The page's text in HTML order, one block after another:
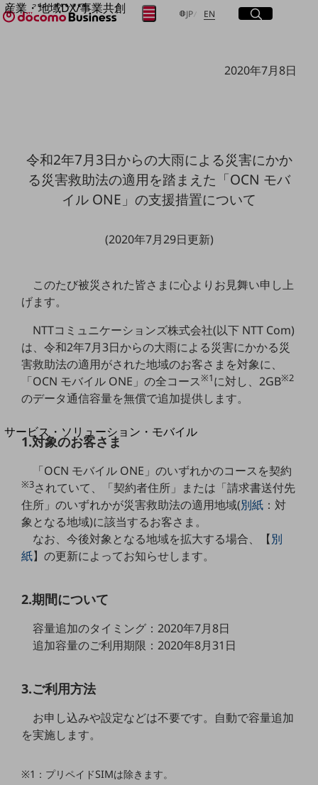
産業・地域DX/事業共創
OPEN HUB for Plural Futures
産業・地域DXプラットフォーマーとして
企業と地域が持続成長する社会を目指します
Smart Education
地域の取り組み
地域社会を支える皆さまと地域課題の解決や
地域経済のさらなる活性化に取り組みます
自治体・地域社会との共創
LGPF(Local Government Platform)
別ウィンドウで開きます
サービス・ソリューション・モバイル
サービス・ソリューションTOP
DXに関する課題を解決する
サービス・ソリューションをご紹介
カテゴリーで探す
カテゴリーで探すTOP
ネットワーク・モバイル
電話・映像コミュニケーション
セキュリティ
データ利活用
業務支援・マーケティング
JP日本語
EN Englishサイト内検索
開く
メニュー
開く
取り組みを検索
2020年7月8日
令和2年7月3日からの大雨による災害にかか
る災害救助法の適用を踏まえた「OCN モバ
イル ONE」の支援措置について
(2020年7月29日更新)
このたび被災された皆さまに心よりお見舞い申し上
げます。
NTTコミュニケーションズ株式会社(以下 NTT Com)
は、令和2年7月3日からの大雨による災害にかかる災
害救助法の適用がされた地域のお客さまを対象に、
「OCN モバイル ONE」の全コース※1に対し、2GB※2
のデータ通信容量を無償で追加提供します。
1.対象のお客さま
「OCN モバイル ONE」のいずれかのコースを契約
※3されていて、「契約者住所」または「請求書送付先
住所」のいずれかが災害救助法の適用地域(別紙 ：対
象となる地域)に該当するお客さま。
なお、今後対象となる地域を拡大する場合、【別
紙】の更新によってお知らせします。
2.期間について
容量追加のタイミング：2020年7月8日
追加容量のご利用期限：2020年8月31日
3.ご利用方法
お申し込みや設定などは不要です。自動で容量追加
を実施します。
※1：プリペイドSIMは除きます。